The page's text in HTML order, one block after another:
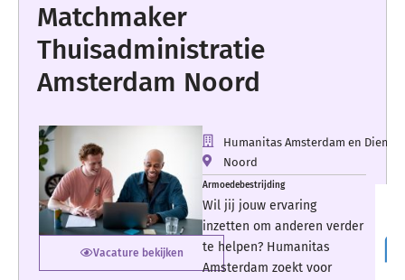
Matchmaker
Thuisadministratie
Amsterdam Noord
Vacature bekijken
Humanitas Amsterdam en Diemen
Noord
Armoedebestrijding
Wil jij jouw ervaring
inzetten om anderen verder
te helpen? Humanitas
Amsterdam zoekt voor